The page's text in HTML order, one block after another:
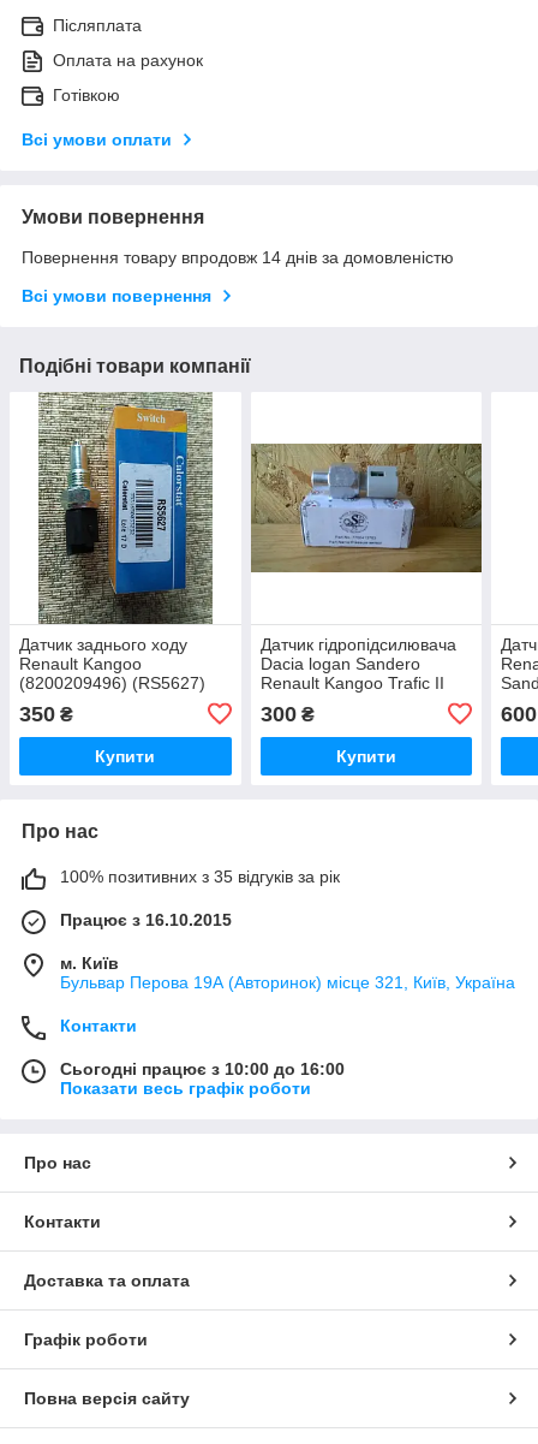
Післяплата
Оплата на рахунок
Готівкою
Всі умови оплати
Умови повернення
Повернення товару впродовж 14 днів за домовленістю
Всі умови повернення
Подібні товари компанії
Датчик заднього ходу
Renault Kangoo
(8200209496) (RS5627)
350 ₴
Купити
Датчик гідропідсилювача
Dacia logan Sandero
Renault Kangoo Trafic II
300₴
Купити
600
Про нас
100% позитивних з 35 відгуків за рік
Працює з 16.10.2015
м. Київ
Бульвар Перова 19А (Авторинок) місце 321, Київ, Україна
Контакти
Сьогодні працює з 10:00 до 16:00
Показати весь графік роботи
Про нас
Контакти
Доставка та оплата
Графік роботи
Повна версія сайту